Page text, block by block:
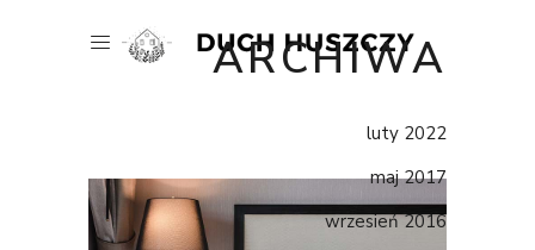
ARCHIWA
luty 2022
maj 2017
wrzesień 2016